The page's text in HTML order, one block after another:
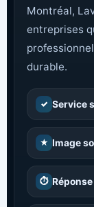
Montréal,
entreprises
durable.
✓ Service
★ Image
⏱